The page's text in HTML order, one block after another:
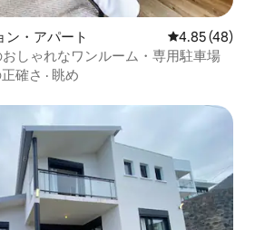
ン・アパート レビュー48
4.85 (48)
おしゃれなワンルーム・専用駐車場
確さ · 眺め